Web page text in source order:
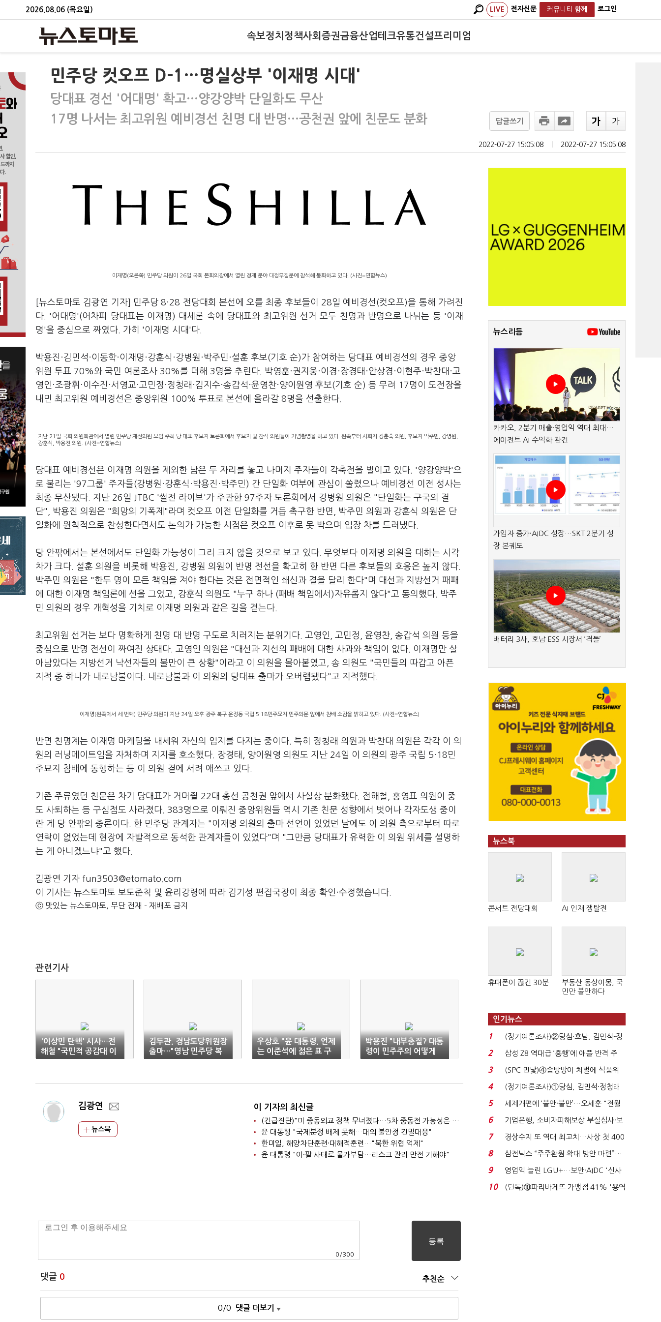
2026.08.06 (목요일) LIVE 전자신문 커뮤니티 함께 로그인
속보정치 정책사회 증권금융산업테크유통건설프리미엄
민주당 컷오프 D-1…명실상부 '이재명 시대'
당대표 경선 '어대명' 확고…양강양박 단일화도 무산
17명 나서는 최고위원 예비경선 친명 대 반명…공천권 앞에 친문도 분화
답글쓰기
2022-07-27 15:05:08 2022-07-27 15:05:08
이재명(오른쪽) 민주당 의원이 26일 국회 본회의장에서 열린 경제 분야 대정부질문에 참석해 통화하고 있다. (사진=연합뉴스)
[뉴스토마토 김광연 기자] 민주당 8·28 전당대회 본선에 오를 최종 후보들이 28일 예비경선(컷오프)을 통해 가려진
다. '어대명'(어차피 당대표는 이재명) 대세론 속에 당대표와 최고위원 선거 모두 친명과 반명으로 나뉘는 등 '이재
명'을 중심으로 짜였다. 가히 '이재명 시대'다.
박용진·김민석·이동학·이재명·강훈식·강병원·박주민·설훈 후보(기호 순)가 참여하는 당대표 예비경선의 경우 중앙
위원 투표 70%와 국민 여론조사 30%를 더해 3명을 추린다. 박영훈·권지웅·이경·장경태·안상경·이현주·박찬대·고
영인·조광휘·이수진·서영교·고민정·정청래·김지수·송갑석·윤영찬·양이원영 후보(기호 순) 등 무려 17명이 도전장을
내민 최고위원 예비경선은 중앙위원 100% 투표로 본선에 올라갈 8명을 선출한다.
지난 21일 국회 의원회관에서 열린 민주당 재선의원 모임 주최 당 대표 후보자 토론회에서 후보자 및 참석 의원들이 기념촬영을 하고 있다. 왼쪽부터 사회자 정춘숙 의원, 후보자 박주민, 강병원,
강훈식, 박용진 의원. (사진=연합뉴스)
당대표 예비경선은 이재명 의원을 제외한 남은 두 자리를 놓고 나머지 주자들이 각축전을 벌이고 있다. '양강양박'으
로 불리는 '97그룹' 주자들(강병원·강훈식·박용진·박주민) 간 단일화 여부에 관심이 쏠렸으나 예비경선 이전 성사는
최종 무산됐다. 지난 26일 JTBC '썰전 라이브'가 주관한 97주자 토론회에서 강병원 의원은 "단일화는 구국의 결
단", 박용진 의원은 "희망의 기폭제"라며 컷오프 이전 단일화를 거듭 촉구한 반면, 박주민 의원과 강훈식 의원은 단
일화에 원칙적으로 찬성한다면서도 논의가 가능한 시점은 컷오프 이후로 못 박으며 입장 차를 드러냈다.
당 안팎에서는 본선에서도 단일화 가능성이 그리 크지 않을 것으로 보고 있다. 무엇보다 이재명 의원을 대하는 시각
차가 크다. 설훈 의원을 비롯해 박용진, 강병원 의원이 반명 전선을 확고히 한 반면 다른 후보들의 호응은 높지 않다.
박주민 의원은 "한두 명이 모든 책임을 져야 한다는 것은 전면적인 쇄신과 결을 달리 한다"며 대선과 지방선거 패패
에 대한 이재명 책임론에 선을 그었고, 강훈식 의원도 "누구 하나 (패배 책임에서)자유롭지 않다"고 동의했다. 박주
민 의원의 경우 개혁성을 기치로 이재명 의원과 같은 길을 걷는다.
최고위원 선거는 보다 명확하게 친명 대 반명 구도로 치러지는 분위기다. 고영인, 고민정, 윤영찬, 송갑석 의원 등을
중심으로 반명 전선이 짜여진 상태다. 고영인 의원은 "대선과 지선의 패배에 대한 사과와 책임이 없다. 이재명만 살
아남았다는 지방선거 낙선자들의 불만이 큰 상황"이라고 이 의원을 몰아붙였고, 송 의원도 "국민들의 따갑고 아픈
지적 중 하나가 내로남불이다. 내로남불과 이 의원의 당대표 출마가 오버랩됐다"고 지적했다.
이재명(왼쪽에서 세 번째) 민주당 의원이 지난 24일 오후 광주 북구 운정동 국립 5·18민주묘지 민주의문 앞에서 참배 소감을 밝히고 있다. (사진=연합뉴스)
반면 친명계는 이재명 마케팅을 내세워 자신의 입지를 다지는 중이다. 특히 정청래 의원과 박찬대 의원은 각각 이 의
원의 러닝메이트임을 자처하며 지지를 호소했다. 장경태, 양이원영 의원도 지난 24일 이 의원의 광주 국립 5·18민
주묘지 참배에 동행하는 등 이 의원 곁에 서려 애쓰고 있다.
기존 주류였던 친문은 차기 당대표가 거머쥘 22대 총선 공천권 앞에서 사실상 분화됐다. 전해철, 홍영표 의원이 중
도 사퇴하는 등 구심점도 사라졌다. 383명으로 이뤄진 중앙위원들 역시 기존 친문 성향에서 벗어나 각자도생 중이
란 게 당 안팎의 중론이다. 한 민주당 관계자는 "이재명 의원의 출마 선언이 있었던 날에도 이 의원 측으로부터 따로
연락이 없었는데 현장에 자발적으로 동석한 관계자들이 있었다"며 "그만큼 당대표가 유력한 이 의원 위세를 설명하
는 게 아니겠느냐"고 했다.
김광연 기자 fun3503@etomato.com
이 기사는 뉴스토마토 보도준칙 및 윤리강령에 따라 김기성 편집국장이 최종 확인·수정했습니다.
ⓒ 맛있는 뉴스토마토, 무단 전재 - 재배포 금지
관련기사
'이상민 탄핵' 시사…전
해철 "국민적 공감대 이
루면 정치적 책임 물을
김두관, 경남도당위원장
출마…"영남 민주당 복
원"
우상호 "윤 대통령, 언제
는 이준석에 젊은 표 구
걸하더니 잔인"
박용진 "내부총질? 대통
령이 민주주의 어떻게
생각하는지 보여줘"
김광연
뉴스북
이 기자의 최신글
(긴급진단)"미 중동외교 정책 무너졌다…5차 중동전 가능성은 낮아"
윤 대통령 "국제분쟁 배제 못해…대외 불안정 긴밀대응"
한미일, 해양차단훈련·대해적훈련…"북한 위협 억제"
윤 대통령 "이·팔 사태로 물가부담…리스크 관리 만전 기해야"
0 /300
댓글 0 추천순
0/0 댓글 더보기
뉴스리듬
카카오, 2분기 매출·영업익 역대 최대…
에이전트 AI 수익화 관건
가입자 증가·AIDC 성장…SKT 2분기 성
장 본궤도
배터리 3사, 호남 ESS 시장서 ‘격돌’
뉴스북
콘서트 전당대회 AI 인재 쟁탈전
휴대폰이 끊긴 30분
부동산 동상이몽, 국
민만 불안하다
인기뉴스
1
(정기여론조사)②당심·호남, 김민석-정
청래 '초접전'...
2
삼성 Z8 역대급 ‘흥행’에 애플 반격 주
목…9월 ‘폴...
3
(SPC 민낯)④솜방망이 처벌에 식품위
생법 위반 반복...
4
(정기여론조사)①당심, 김민석·정청래
'초접전'…대통령 ...
5
세제개편에 ‘불안·불만’…오세훈 "전월
세 구하기 더 ...
6
기업은행, 소비자피해보상 부실심사·보
이스피싱 공시 ...
7
경상수지 또 역대 최고치…사상 첫 400
억달러에 '3% 성...
8
삼전닉스 “주주환원 확대 방안 마련”…
로이터에 성명...
9
영업익 늘린 LGU+…보안·AIDC '신사
업 드라이브'...
10
(단독)⑩파리바게뜨 가맹점 41% '용역